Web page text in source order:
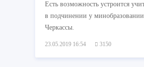
Есть возможность устроится
в подчинении у
Черкассы.
23.05.2019 16:54 3150